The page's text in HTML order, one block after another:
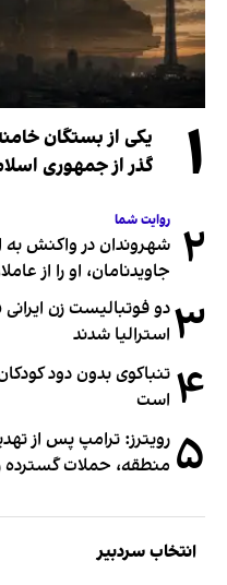
۱
یکی از بستگان
گذر از جمهوری
۲ روایت شما
شهروندان در واکنش به
جاویدنامان، او را از
۳ استرالیا شدند
۴ تنباکوی بدون دود
است
۵ رویترز: ترامپ پس از
منطقه، حملات گسترده
انتخاب سردبیر